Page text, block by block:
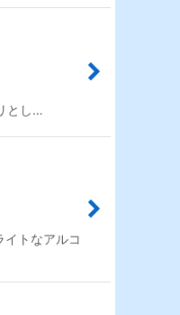
とし…
トなアルコ